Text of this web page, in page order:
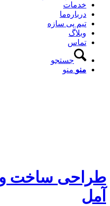
خدمات
درباره‌ما
تیم پی سازه
وبلاگ
تماس
جستجو
منو منو
طراحی ساخت و
آمل